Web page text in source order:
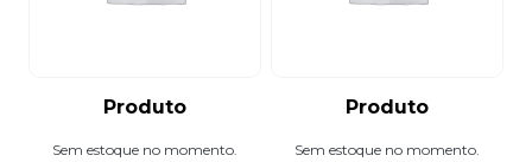
Produto
Sem estoque no momento.
Produto
Sem estoque no momento.